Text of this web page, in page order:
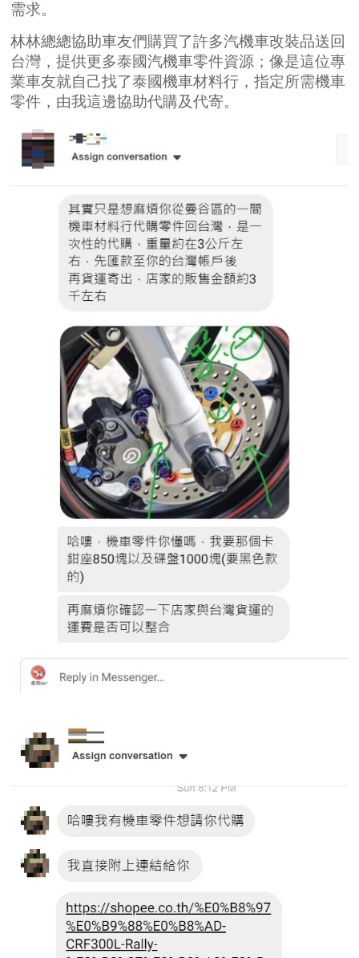
需求。
林林總總協助車友們購買了許多汽機車改裝品送回
台灣，提供更多泰國汽機車零件資源；像是這位專
業車友就自己找了泰國機車材料行，指定所需機車
零件，由我這邊協助代購及代寄。